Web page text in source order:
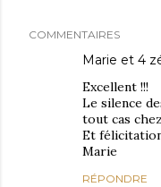
COMMENTAIRES
Marie et 4
Excellent !!!
Le silence
tout cas
Et
Marie
RÉPONDRE